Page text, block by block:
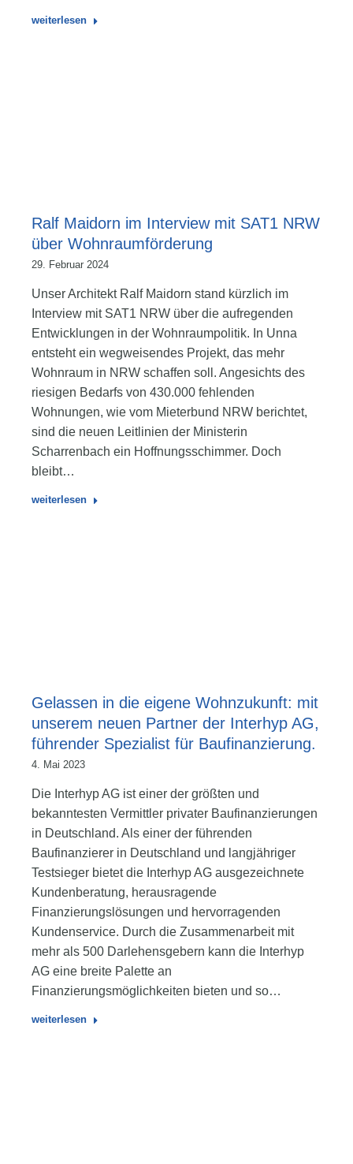
weiterlesen
Ralf Maidorn im Interview mit SAT1 NRW
über Wohnraumförderung
29. Februar 2024
Unser Architekt Ralf Maidorn stand kürzlich im
Interview mit SAT1 NRW über die aufregenden
Entwicklungen in der Wohnraumpolitik. In Unna
entsteht ein wegweisendes Projekt, das mehr
Wohnraum in NRW schaffen soll. Angesichts des
riesigen Bedarfs von 430.000 fehlenden
Wohnungen, wie vom Mieterbund NRW berichtet,
sind die neuen Leitlinien der Ministerin
Scharrenbach ein Hoffnungsschimmer. Doch
bleibt…
weiterlesen
Gelassen in die eigene Wohnzukunft: mit
unserem neuen Partner der Interhyp AG,
führender Spezialist für Baufinanzierung.
4. Mai 2023
Die Interhyp AG ist einer der größten und
bekanntesten Vermittler privater Baufinanzierungen
in Deutschland. Als einer der führenden
Baufinanzierer in Deutschland und langjähriger
Testsieger bietet die Interhyp AG ausgezeichnete
Kundenberatung, herausragende
Finanzierungslösungen und hervorragenden
Kundenservice. Durch die Zusammenarbeit mit
mehr als 500 Darlehensgebern kann die Interhyp
AG eine breite Palette an
Finanzierungsmöglichkeiten bieten und so…
weiterlesen